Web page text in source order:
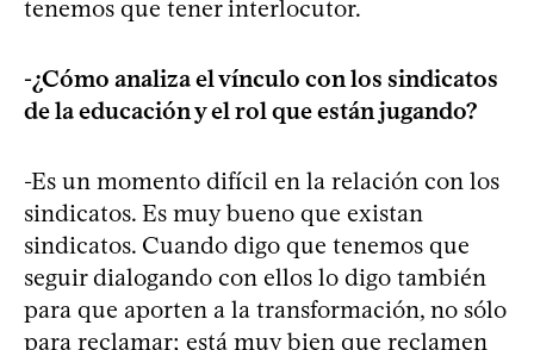
tenemos que tener interlocutor.
-¿Cómo analiza el vínculo con los sindicatos
de la educación y el rol que están jugando?
-Es un momento difícil en la relación con los
sindicatos. Es muy bueno que existan
sindicatos. Cuando digo que tenemos que
seguir dialogando con ellos lo digo también
para que aporten a la transformación, no sólo
para reclamar; está muy bien que reclamen